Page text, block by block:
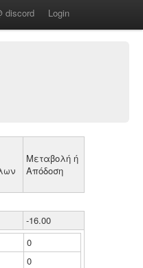
discord Login
Μεταβολή ή
Απόδοση
-16.00
0
0